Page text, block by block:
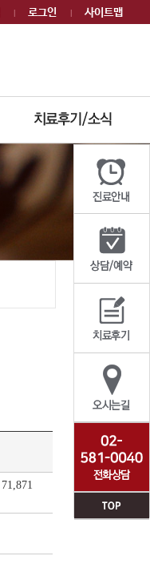
로그인 사이트맵
71,871